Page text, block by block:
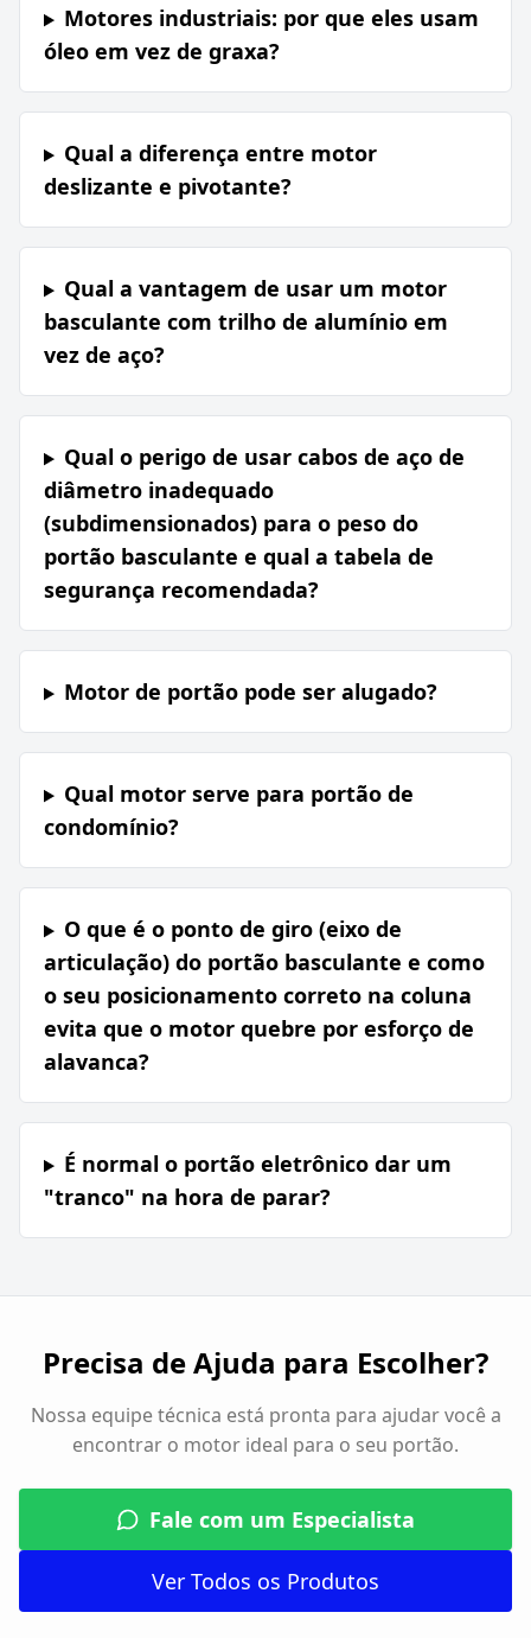
Motores industriais: por que eles usam
óleo em vez de graxa?
Qual a diferença entre motor
deslizante e pivotante?
Qual a vantagem de usar um motor
basculante com trilho de alumínio em
vez de aço?
Qual o perigo de usar cabos de aço de
diâmetro inadequado
(subdimensionados) para o peso do
portão basculante e qual a tabela de
segurança recomendada?
Motor de portão pode ser alugado?
Qual motor serve para portão de
condomínio?
O que é o ponto de giro (eixo de
articulação) do portão basculante e como
o seu posicionamento correto na coluna
evita que o motor quebre por esforço de
alavanca?
É normal o portão eletrônico dar um
"tranco" na hora de parar?
Precisa de Ajuda para Escolher?
Nossa equipe técnica está pronta para ajudar você a
encontrar o motor ideal para o seu portão.
Fale com um Especialista
Ver Todos os Produtos